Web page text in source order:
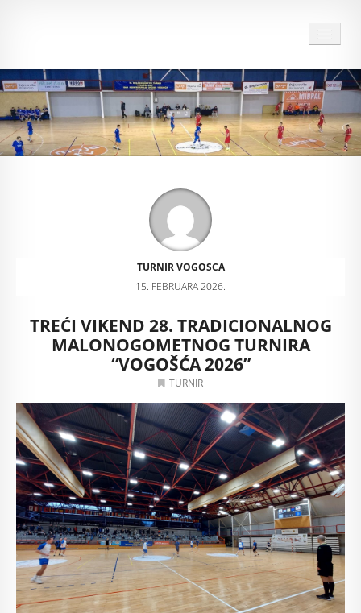
HOME
O TURNIRU
DOKUMENTI TURNIRA
SPONZORI I PRIJATELJI TURNIRA
KONTAKT
TURNIR VOGOSCA
15. FEBRUARA 2026.
TREĆI VIKEND 28. TRADICIONALNOG
MALONOGOMETNOG TURNIRA
“VOGOŠĆA 2026”
TURNIR